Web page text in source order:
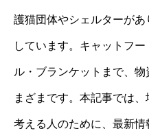
護猫団体やシェルターが
しています。キャットフ
ル・ブランケットまで、
まざまです。本記事では
考える人のために、最新